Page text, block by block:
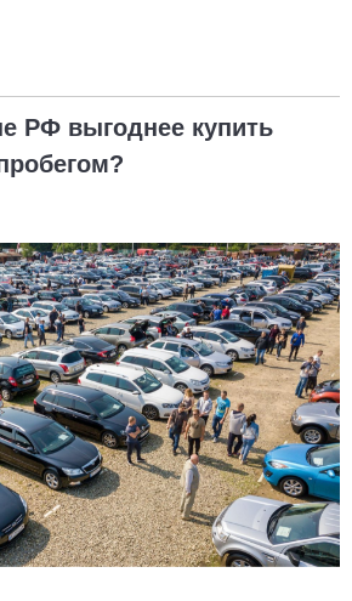
РФ выгоднее купить